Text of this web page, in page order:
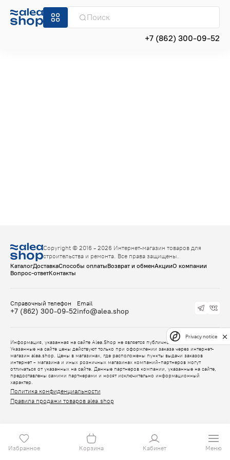
+7 (862) 300-09-52
Избранное Корзина Кабинет Меню
Copyright © 2016 - 2026 Интернет-магазин товаров для
строительства и ремонта. Все права защищены.
КаталогДоставкаСпособы оплатыВозврат и обменАкцииО компании
Вопрос-ответКонтакты
Справочный телефон
+7 (862) 300-09-52
Email
info@alea.shop
Информация, указанная на сайте Alea.Shop не является публичной офертой.
Указанные на сайте цены действуют только при оформлении заказа через интернет-
магазин alea.shop. Цены в магазинах, где расположены пункты выдачи заказов
интернет - магазина и иных розничных магазинах компаний-партнеров могут
отличаться от указанных на сайте. Данные партнеров компании, указанные на сайте,
предоставлены самими партнерами и носят исключительно информационный
характер.
Политика конфиденциальности
Правила продажи товаров alea.shop
Privacy notice